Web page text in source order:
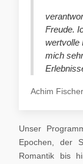
Freude.
wertvolle
mich
Achim Fischer
Unser
Epochen, der
Romantik bis